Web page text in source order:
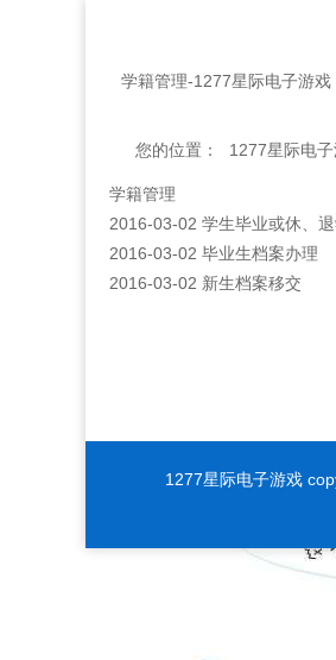
学籍管理-1277星际电子游戏
您的位置： 1277星际电
学籍管理
2016-03-02 学生毕业或休、
2016-03-02 毕业生档案办理
2016-03-02 新生档案移交
1277星际电子游戏